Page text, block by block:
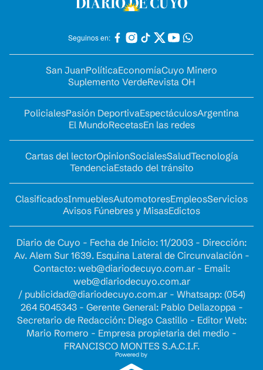
Seguinos en:
San JuanPolíticaEconomíaCuyo Minero
Suplemento VerdeRevista OH
PolicialesPasión DeportivaEspectáculosArgentina
El MundoRecetasEn las redes
Cartas del lectorOpinionSocialesSaludTecnología
TendenciaEstado del tránsito
ClasificadosInmueblesAutomotoresEmpleosServicios
Avisos Fúnebres y MisasEdictos
Diario de Cuyo - Fecha de Inicio: 11/2003 - Dirección:
Av. Alem Sur 1639. Esquina Lateral de Circunvalación -
Contacto: web@diariodecuyo.com.ar- Email:
web@diariodecuyo.com.ar
/ publicidad@diariodecuyo.com.ar- Whatsapp: (054)
264 5045343 - Gerente General: Pablo Dellazoppa -
Secretario de Redacción: Diego Castillo - Editor Web:
Mario Romero - Empresa propietaria del medio -
FRANCISCO MONTES S.A.C.I.F.